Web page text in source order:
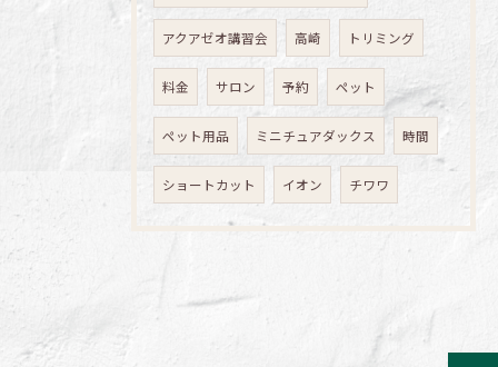
アクアゼオ講習会 高崎 トリミング
料金 サロン 予約 ペット
ペット用品 ミニチュアダックス 時間
ショートカット イオン チワワ